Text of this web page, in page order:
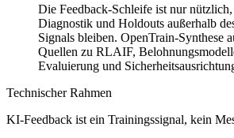
Die Feedback-Schleife ist nur
Diagnostik und Holdouts außerhalb
Signals bleiben. OpenTrain-Synthese
Quellen zu RLAIF,
Evaluierung und
Technischer Rahmen
KI-Feedback ist ein Trainingssignal, kein